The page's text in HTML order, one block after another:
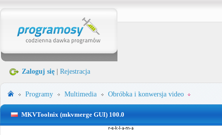
Zaloguj się Rejestracja
Programy Multimedia Obróbka i konwersja video
MKVToolnix (mkvmerge GUI) 100.0